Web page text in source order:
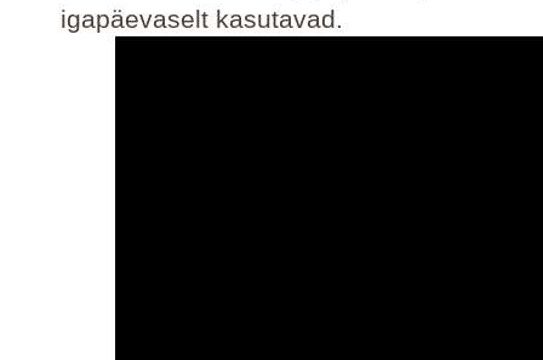
igapäevaselt kasutavad.